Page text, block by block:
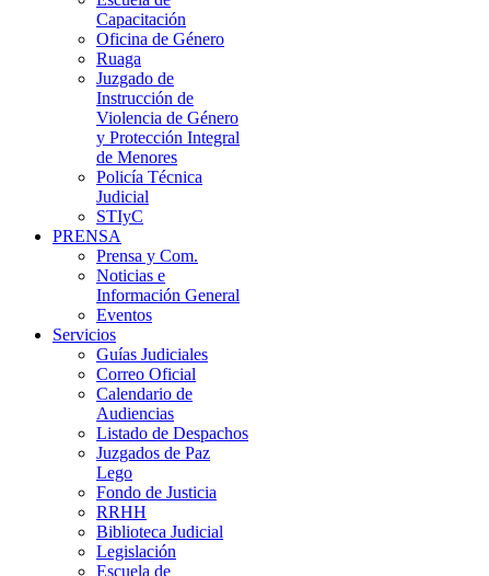
Capacitación
Oficina de Género
Ruaga
Juzgado de
Instrucción de
Violencia de Género
y Protección Integral
de Menores
Policía Técnica
Judicial
STIyC
PRENSA
Prensa y Com.
Noticias e
Información General
Eventos
Servicios
Guías Judiciales
Correo Oficial
Calendario de
Audiencias
Listado de Despachos
Juzgados de Paz
Lego
Fondo de Justicia
RRHH
Biblioteca Judicial
Legislación
Escuela de